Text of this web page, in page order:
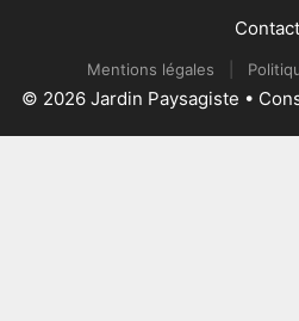
Contact
Mentions légales
© 2026 Jardin Paysagiste •